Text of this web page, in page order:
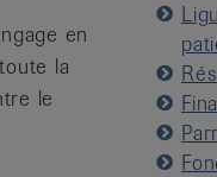
en
la
le